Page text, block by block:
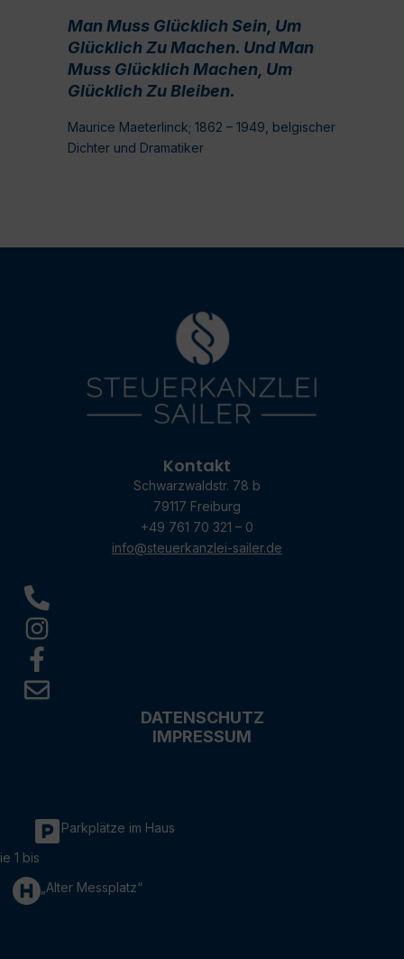
Man Muss Glücklich Sein, Um
Glücklich Zu Machen. Und Man
Muss Glücklich Machen, Um
Glücklich Zu Bleiben.
Maurice Maeterlinck; 1862 – 1949, belgischer
Dichter und Dramatiker
Kontakt
Schwarzwaldstr. 78 b
79117 Freiburg
+49 761 70 321 – 0
info@steuerkanzlei-sailer.de
DATENSCHUTZ
IMPRESSUM
Parkplätze im Haus
1 bis
„Alter Messplatz“